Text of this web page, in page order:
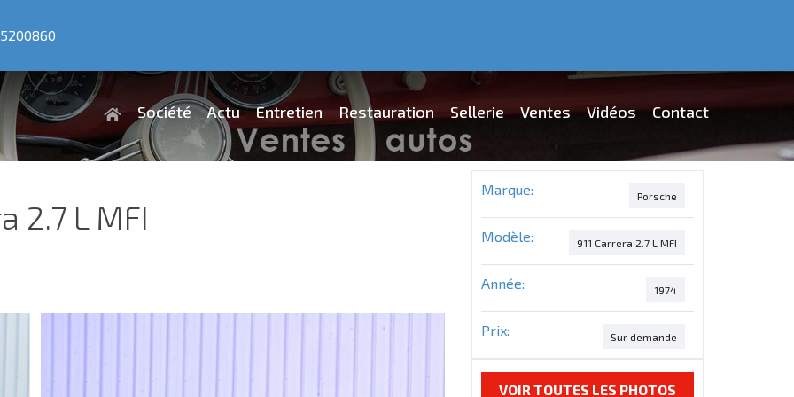
Société Actu Entretien Restauration Sellerie Ventes Vidéos Contact
2.7 L MFI
Marque: Porsche
Modèle: 911 Carrera 2.7 L MFI
Année: 1974
Prix: Sur demande
VOIR TOUTES LES PHOTOS